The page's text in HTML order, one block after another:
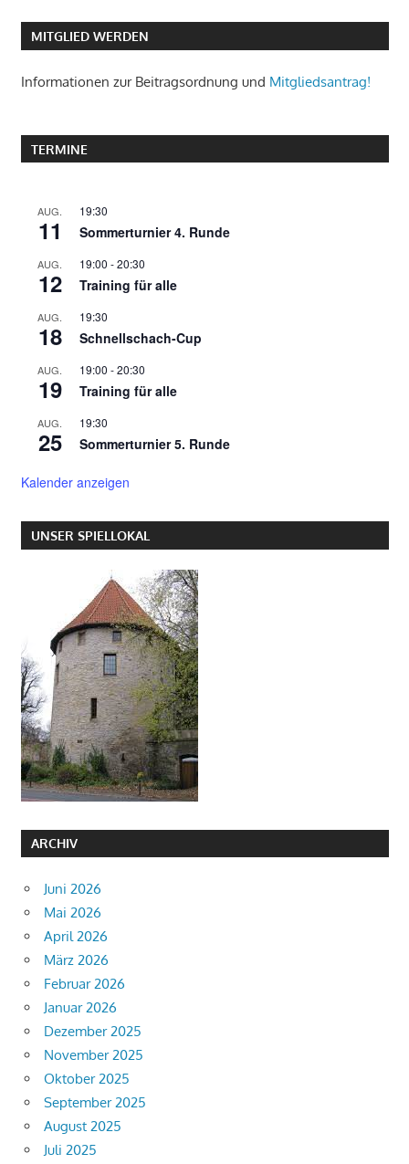
MITGLIED WERDEN
Informationen zur Beitragsordnung und Mitgliedsantrag!
TERMINE
AUG.
11
19:30
Sommerturnier 4. Runde
AUG.
12
19:00 -20:30
Training für alle
AUG.
18
19:30
Schnellschach-Cup
AUG.
19
19:00 -20:30
Training für alle
AUG.
25
19:30
Sommerturnier 5. Runde
Kalender anzeigen
UNSER SPIELLOKAL
ARCHIV
Juni 2026
Mai 2026
April 2026
März 2026
Februar 2026
Januar 2026
Dezember 2025
November 2025
Oktober 2025
September 2025
August 2025
Juli 2025